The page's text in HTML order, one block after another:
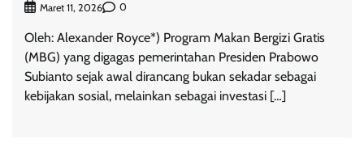
Maret 11, 2026 0
Oleh: Alexander Royce*) Program Makan Bergizi Gratis
(MBG) yang digagas pemerintahan Presiden Prabowo
Subianto sejak awal dirancang bukan sekadar sebagai
kebijakan sosial, melainkan sebagai investasi […]